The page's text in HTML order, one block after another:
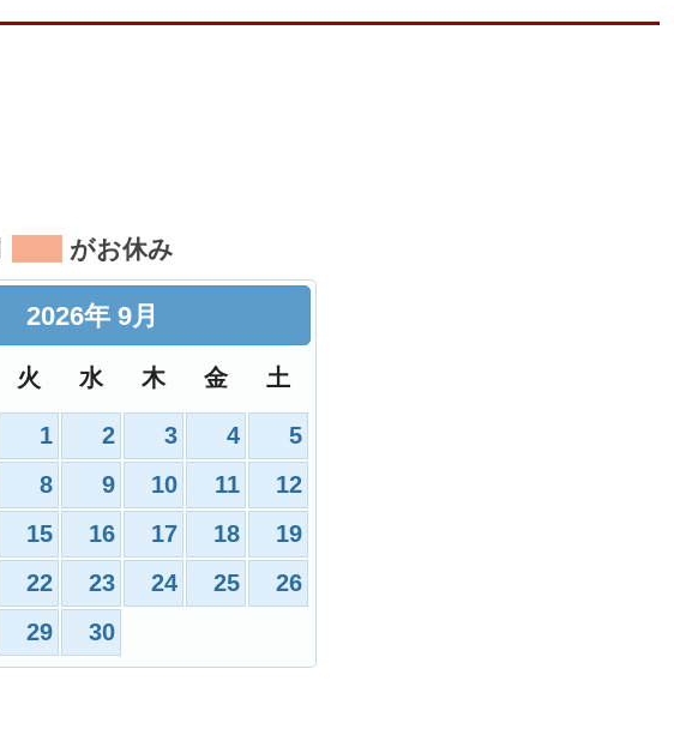
がお休み
2026年 9月
火 水 木 金 土
1 2 3 4
5
8 9 10 11
12
15 16 17 18
19
22 23 24 25
26
29 30